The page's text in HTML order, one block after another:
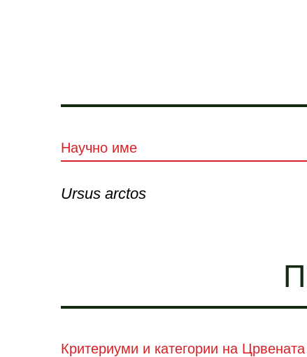
Научно име
Ursus arctos
Критериуми и категории на